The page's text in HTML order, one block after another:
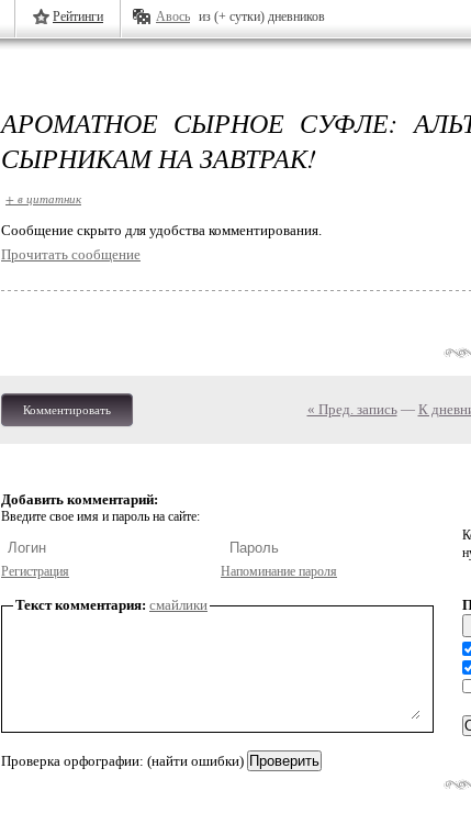
Рейтинги Авось из (+ сутки) дневников
АРОМАТНОЕ СЫРНОЕ СУФЛЕ:
СЫРНИКАМ НА ЗАВТРАК!
+ в цитатник
Cообщение скрыто для удобства комментирования.
Прочитать сообщение
Комментировать « Пред. запись— К
Добавить комментарий:
Введите свое имя и пароль на сайте:
Регистрация Напоминание пароля
Текст комментария: смайлики
Проверка орфографии: (найти ошибки)